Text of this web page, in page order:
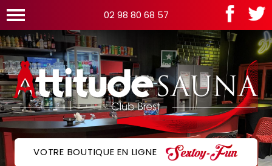
02 98 80 68 57
VOTRE BOUTIQUE EN LIGNE